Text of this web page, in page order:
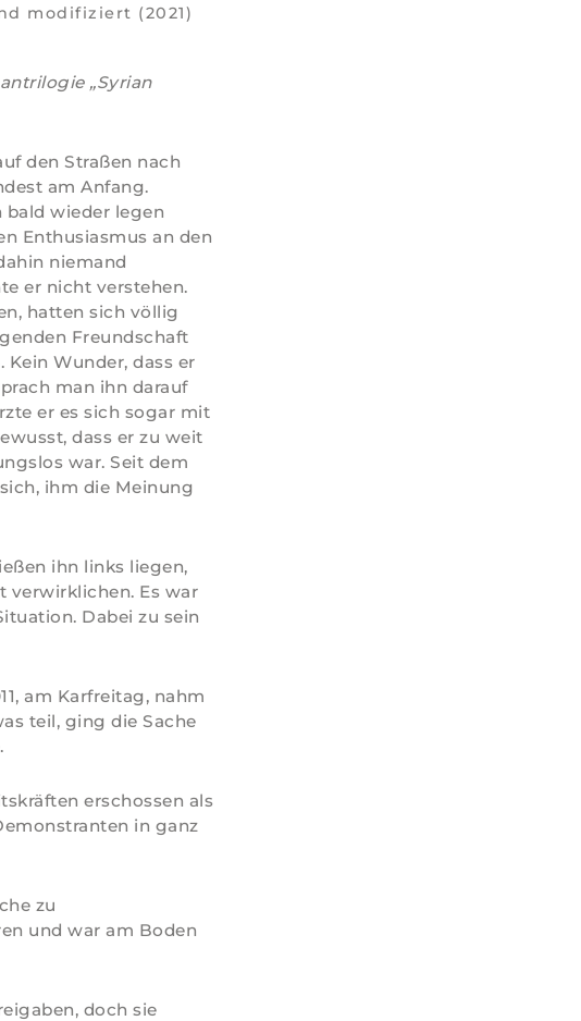
modifiziert (2021)
„Syrian
den Straßen nach
am Anfang.
bald wieder legen
Enthusiasmus an den
niemand
er nicht verstehen.
hatten sich völlig
Freundschaft
Wunder, dass er
man ihn darauf
er es sich sogar mit
dass er zu weit
war. Seit dem
ihm die Meinung
ihn links liegen,
verwirklichen. Es war
Dabei zu sein
am Karfreitag, nahm
teil, ging die Sache
erschossen als
in ganz
zu
und war am Boden
doch sie